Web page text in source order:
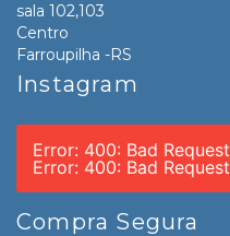
sala 102,103
Centro
Farroupilha -RS
Instagram
Error: 400: Bad Request
Error: 400: Bad Request
Compra Segura